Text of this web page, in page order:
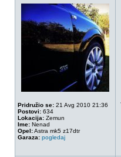
Pridružio se: 21 Avg 2010 21:36
Postovi: 634
Lokacija: Zemun
Ime: Nenad
Opel:Astra mk5 z17dtr
Garaza: pogledaj